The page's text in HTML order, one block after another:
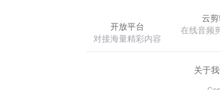
开放平台
对接海量精彩内容
云
在线音频
关于